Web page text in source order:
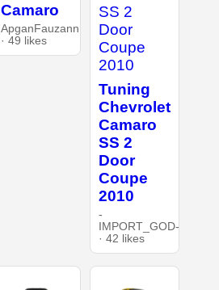
Camaro
ApganFauzann
· 49 likes
Tuning
Chevrolet
Camaro
SS 2
Door
Coupe
2010
-
IMPORT_GOD-
· 42 likes